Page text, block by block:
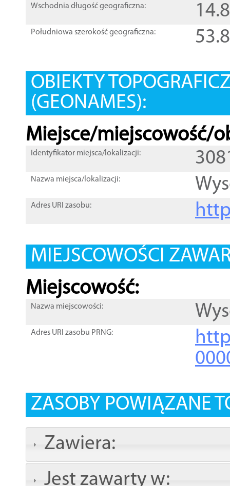
Wschodnia długość geograficzna:
Południowa szerokość geograficzna:
OBIEKTY
(GEONAMES):
Miejsce/miejscowość/
Identyfikator miejsca/lokalizacji:
Nazwa miejsca/lokalizacji:
Adres URI zasobu:
MIEJSCOWOŚCI
Miejscowość:
Nazwa miejscowości:
Adres URI zasobu PRNG:
ZASOBY POWIĄZANE
Zawiera:
Jest zawarty w: